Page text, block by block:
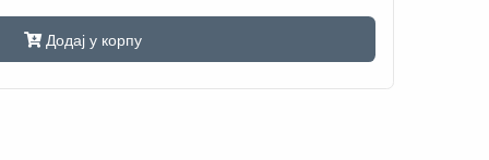
Додај у корпу